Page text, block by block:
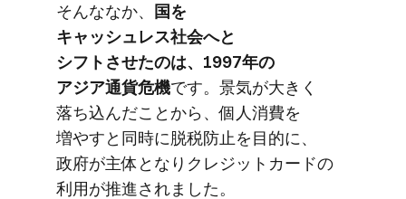
そんな​なか、 ​国を​
キャッシュレス社会へと​
シフトさせたのは、​1997年の​
アジア通貨危機です。​景気が​大きく​
落ち込んだ​ことから、​個人消費を​
増やすと​同時に​脱税防止を​目的に、​
政府が​主体となりクレジットカードの​
利用が​推進されました。